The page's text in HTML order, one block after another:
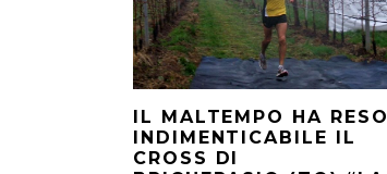
IL MALTEMPO HA RESO
INDIMENTICABILE IL
CROSS DI